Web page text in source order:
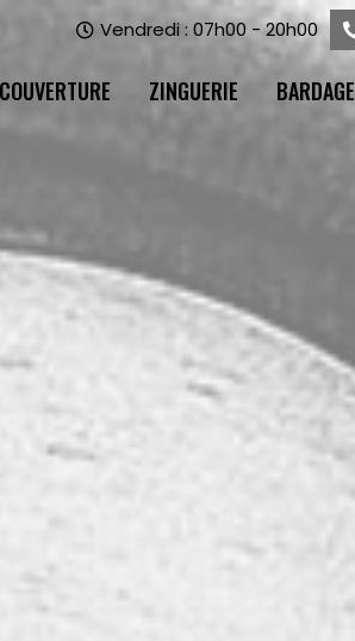
Vendredi : 07h00 - 20h00
ZINGUERIE BARDAGE